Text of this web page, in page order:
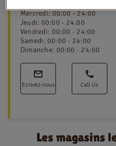
Mercredi: 00:00 - 24:00
Jeudi: 00:00 - 24:00
Vendredi: 00:00 - 24:00
Samedi: 00:00 - 24:00
Dimanche: 00:00 - 24:00
Ecrivez-nous Call Us
Les magasins